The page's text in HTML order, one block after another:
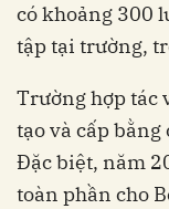
có khoảng 300
tập tại trường,
Trường hợp tác
tạo và cấp
Đặc biệt, năm
toàn phần cho